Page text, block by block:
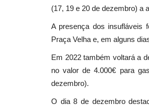
(17, 19 e 20 de dezembro) a
A presença dos insufláveis
Praça Velha e, em alguns
Em 2022 também voltará a
no valor de 4.000€ para
dezembro).
O dia 8 de dezembro